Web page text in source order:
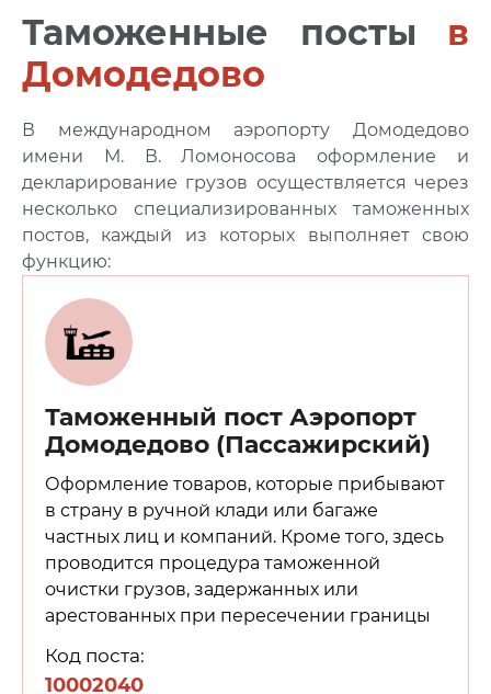
Таможенные посты в
Домодедово
В международном аэропорту Домодедово
имени М. В. Ломоносова оформление и
декларирование грузов осуществляется через
несколько специализированных таможенных
постов, каждый из которых выполняет свою
функцию:
Таможенный пост Аэропорт
Домодедово (Пассажирский)
Оформление товаров, которые прибывают
в страну в ручной клади или багаже
частных лиц и компаний. Кроме того, здесь
проводится процедура таможенной
очистки грузов, задержанных или
арестованных при пересечении границы
Код поста:
10002040